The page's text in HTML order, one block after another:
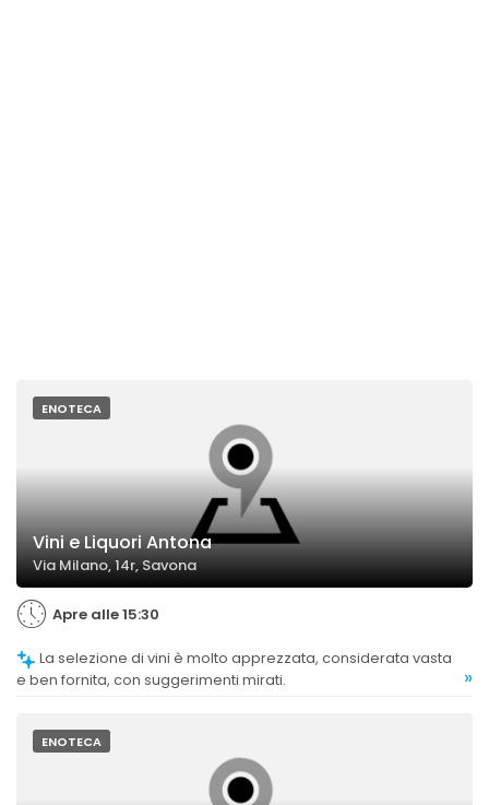
ENOTECA
Vini e Liquori Antona
Via Milano, 14r, Savona
Apre alle 15:30
e ben fornita, con suggerimenti mirati.
»
ENOTECA